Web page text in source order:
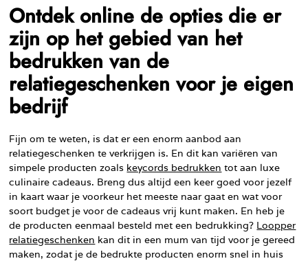
Ontdek online de opties die er
zijn op het gebied van het
bedrukken van de
relatiegeschenken voor je eigen
bedrijf
Fijn om te weten, is dat er een enorm aanbod aan
relatiegeschenken te verkrijgen is. En dit kan variëren van
simpele producten zoals keycords bedrukken tot aan luxe
culinaire cadeaus. Breng dus altijd een keer goed voor jezelf
in kaart waar je voorkeur het meeste naar gaat en wat voor
soort budget je voor de cadeaus vrij kunt maken. En heb je
de producten eenmaal besteld met een bedrukking? Loopper
relatiegeschenken kan dit in een mum van tijd voor je gereed
maken, zodat je de bedrukte producten enorm snel in huis